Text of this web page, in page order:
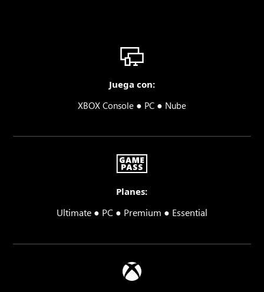
Juega con:
XBOX Console ● PC ● Nube
Planes:
Ultimate ● PC ● Premium ● Essential